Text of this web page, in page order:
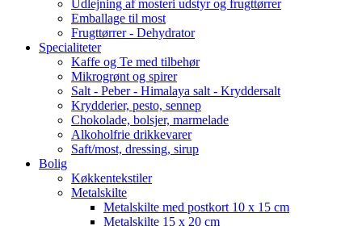
Udlejning af mosteri udstyr og frugttørrer
Emballage til most
Frugttørrer - Dehydrator
Specialiteter
Kaffe og Te med tilbehør
Mikrogrønt og spirer
Salt - Peber - Himalaya salt - Kryddersalt
Krydderier, pesto, sennep
Chokolade, bolsjer, marmelade
Alkoholfrie drikkevarer
Saft/most, dressing, sirup
Bolig
Køkkentekstiler
Metalskilte
Metalskilte med postkort 10 x 15 cm
Metalskilte 15 x 20 cm